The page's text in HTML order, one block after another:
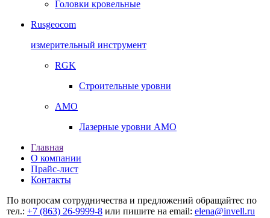
Головки кровельные
Rusgeocom
измерительный инструмент
RGK
Строительные уровни
AMO
Лазерные уровни AMO
Главная
О компании
Прайс-лист
Контакты
По вопросам сотрудничества и предложений обращайтес по
тел.: +7 (863) 26‐9999‐8 или пишите на email: elena@invell.ru